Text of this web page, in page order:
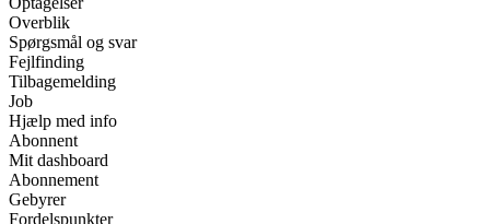
Overblik
Spørgsmål og svar
Fejlfinding
Tilbagemelding
Job
Hjælp med info
Abonnent
Mit dashboard
Abonnement
Gebyrer
Fordelspunkter